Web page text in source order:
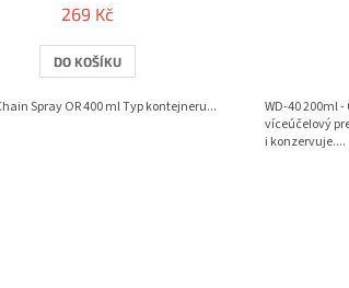
269 Kč
DO KOŠÍKU
Spray OR 400 ml Typ kontejneru...
WD-40 200ml -
víceúčelový
i konzervuje....